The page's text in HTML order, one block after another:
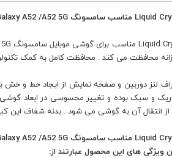
محافظت می کند . محافظت کامل به کمک
لنز دوربین و صفحه نمایش از ایجاد خط و
از انتقال آن به گوشی می شود . بدنه شفاف این
ویژگی های این محصول عبارتند از: